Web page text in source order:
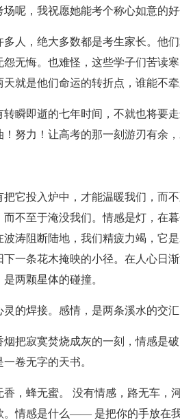
场呢，我祝愿她能考个称心如意的好
多人，绝大多数都是考生家长。他
怨无悔。也难怪，这些学子们苦读
就是他们命运的转折点，谁能不牵
转瞬即逝的七年时间，不就也将要
努力！让高考的那一刻游刃有余，
把它投入炉中，才能温暖我们，而
而不至于淹没我们。情感是灯，在
波涛阻断陆地，我们精疲力竭，它
下一条花木掩映的小径。在人心日
两颗星体的碰撞。
的焊接。感情，是两条溪水的交
烟把寂寞焚烧成灰的一刻，情感是
卷无字的天书。
香，蜂无蜜。 没有情感，路无车，
。情感是什么—— 是把你的手放在